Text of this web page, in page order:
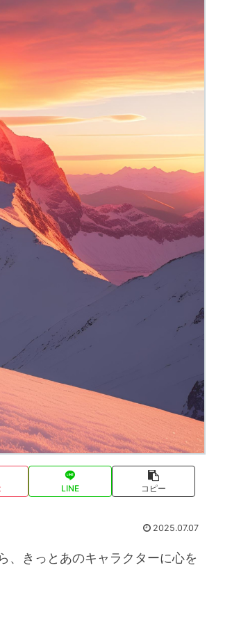
LINE コピー
2025.07.07
、きっとあのキャラクターに心を